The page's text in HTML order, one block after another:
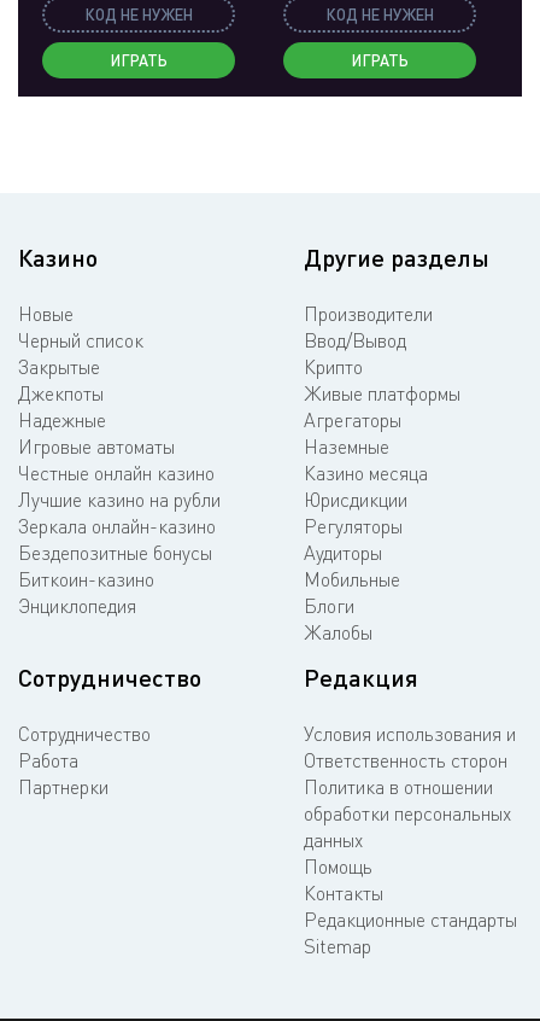
КОД НЕ НУЖЕН
ИГРАТЬ
КОД НЕ НУЖЕН
ИГРАТЬ
Казино
Новые
Черный список
Закрытые
Джекпоты
Надежные
Игровые автоматы
Честные онлайн казино
Лучшие казино на рубли
Зеркала онлайн-казино
Бездепозитные бонусы
Биткоин-казино
Энциклопедия
Другие разделы
Производители
Ввод/Вывод
Крипто
Живые платформы
Агрегаторы
Наземные
Казино месяца
Юрисдикции
Регуляторы
Аудиторы
Мобильные
Блоги
Жалобы
Сотрудничество
Сотрудничество
Работа
Партнерки
Редакция
Условия использования и
Ответственность сторон
Политика в отношении
обработки персональных
данных
Помощь
Контакты
Редакционные стандарты
Sitemap